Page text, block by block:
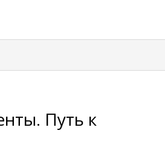
Путь к